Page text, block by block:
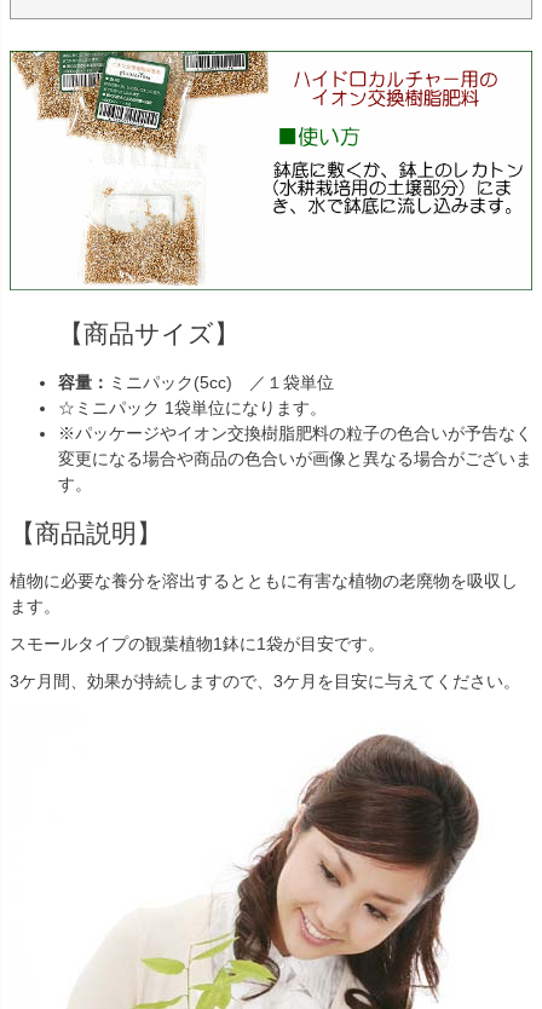
【商品サイズ】
容量： ミニパック(5cc) ／１袋単位
☆ミニパック 1袋単位になります。
※パッケージやイオン交換樹脂肥料の粒子の色合いが予告なく
変更になる場合や商品の色合いが画像と異なる場合がございま
す。
【商品説明】
植物に必要な養分を溶出するとともに有害な植物の老廃物を吸収し
ます。
スモールタイプの観葉植物1鉢に1袋が目安です。
3ケ月間、効果が持続しますので、3ケ月を目安に与えてください。